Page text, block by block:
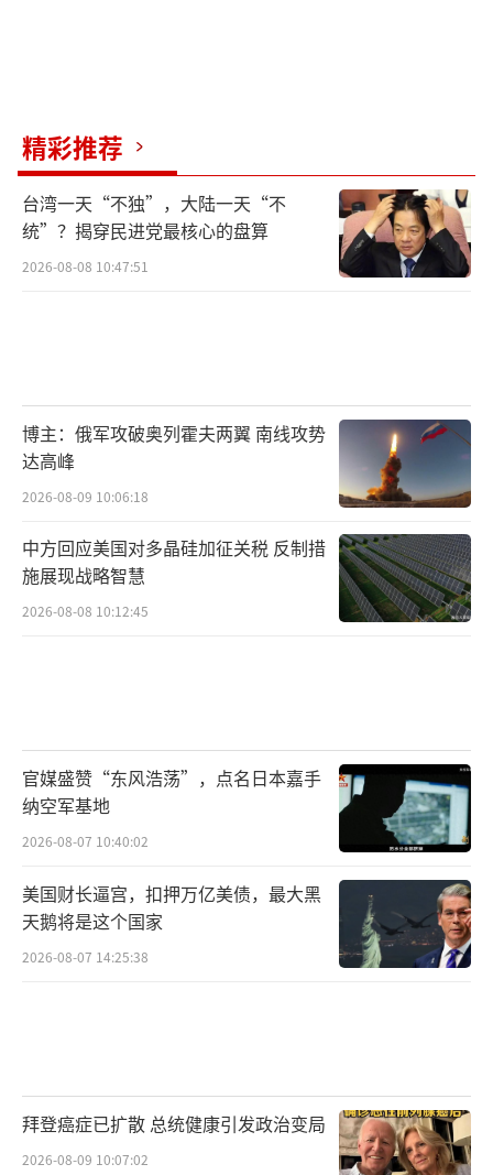
精彩推荐
台湾一天“不独”，大陆一天“不
统”？揭穿民进党最核心的盘算
2026-08-08 10:47:51
博主：俄军攻破奥列霍夫两翼 南线攻势
达高峰
2026-08-09 10:06:18
中方回应美国对多晶硅加征关税 反制措
施展现战略智慧
2026-08-08 10:12:45
官媒盛赞“东风浩荡”，点名日本嘉手
纳空军基地
2026-08-07 10:40:02
美国财长逼宫，扣押万亿美债，最大黑
天鹅将是这个国家
2026-08-07 14:25:38
拜登癌症已扩散 总统健康引发政治变局
2026-08-09 10:07:02